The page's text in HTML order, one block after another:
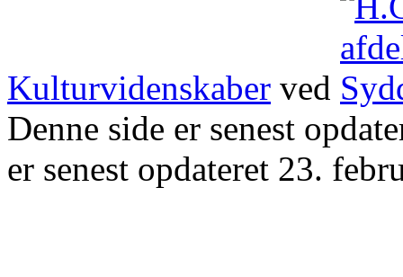
Kulturvidenskaber ved
Denne side er senest
er senest opdateret 23.